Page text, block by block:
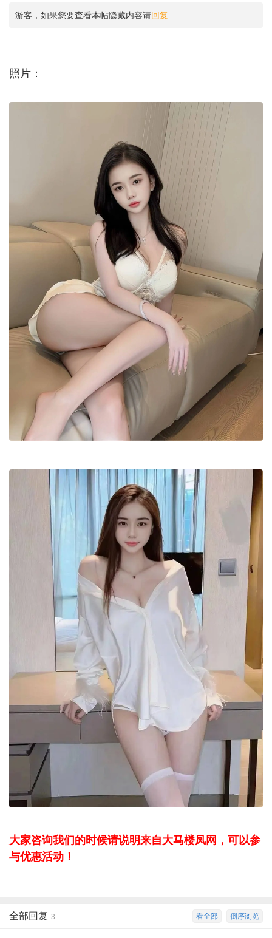
游客，如果您要查看本帖隐藏内容请回复
照片：
大家咨询我们的时候请说明来自大马楼凤网，可以参
与优惠活动！
倒序浏览
看全部
全部回复 3